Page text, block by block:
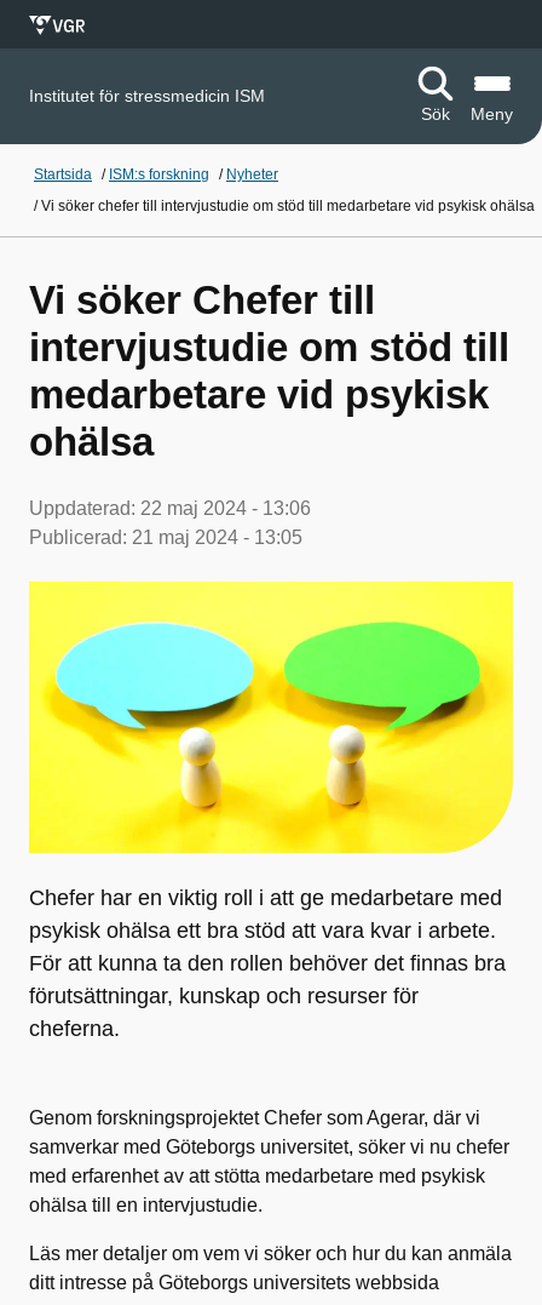
Institutet för stressmedicin ISM
Sök
Meny
Startsida / ISM:s forskning / Nyheter
/Vi söker chefer till intervjustudie om stöd till medarbetare vid psykisk ohälsa
Vi söker Chefer till
intervjustudie om stöd till
medarbetare vid psykisk
ohälsa
Uppdaterad: 22 maj 2024 - 13:06
Publicerad: 21 maj 2024 - 13:05
Chefer har en viktig roll i att ge medarbetare med
psykisk ohälsa ett bra stöd att vara kvar i arbete.
För att kunna ta den rollen behöver det finnas bra
förutsättningar, kunskap och resurser för
cheferna.
Genom forskningsprojektet Chefer som Agerar, där vi
samverkar med Göteborgs universitet, söker vi nu chefer
med erfarenhet av att stötta medarbetare med psykisk
ohälsa till en intervjustudie.
Läs mer detaljer om vem vi söker och hur du kan anmäla
ditt intresse på Göteborgs universitets webbsida